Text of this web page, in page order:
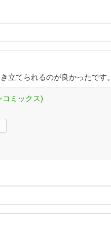
立てられるのが良かったです。
コミックス)